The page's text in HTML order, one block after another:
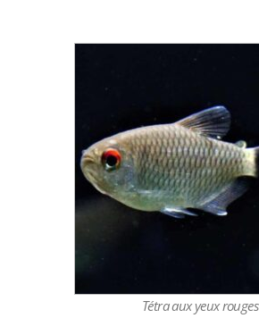
Tétra aux yeux rouges